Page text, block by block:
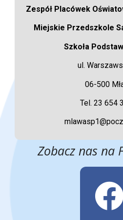
Zespół Placówek
Miejskie Przedszkole
Szkoła
ul.
06-500
Tel. 23 654
Zobacz nas na